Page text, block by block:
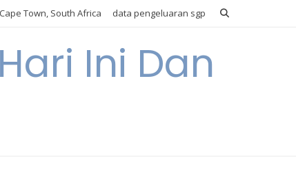
Cape Town, South Africa data pengeluaran sgp
Ini Dan